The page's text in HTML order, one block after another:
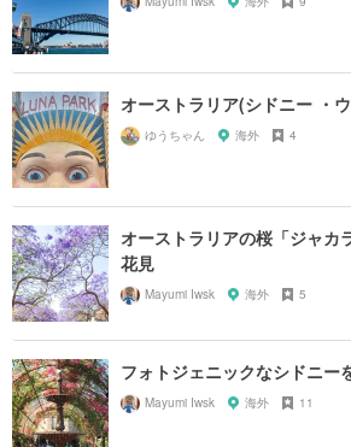
オーストラリア(シドニー ・
ゆうちゃん 海外 4
オーストラリアの桜「ジャカ
花見
Mayumi Iwsk 海外 5
フォトジェニックなシドニー
Mayumi Iwsk 海外 11